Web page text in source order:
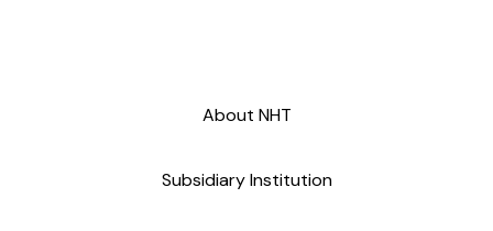
About NHT
Subsidiary Institution